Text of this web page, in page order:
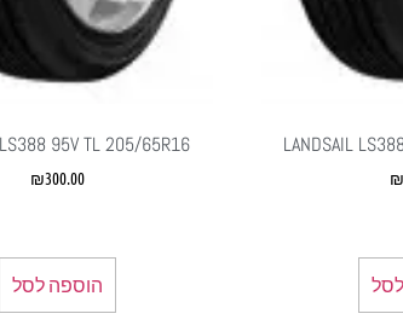
LANDSAIL
₪
LS388 95V TL 205/65R16
₪300.00
הוספה לסל